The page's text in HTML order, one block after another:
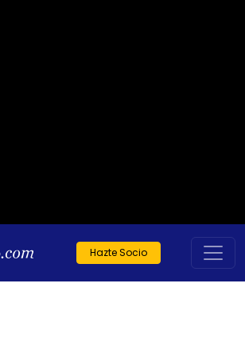
Hazte Socio